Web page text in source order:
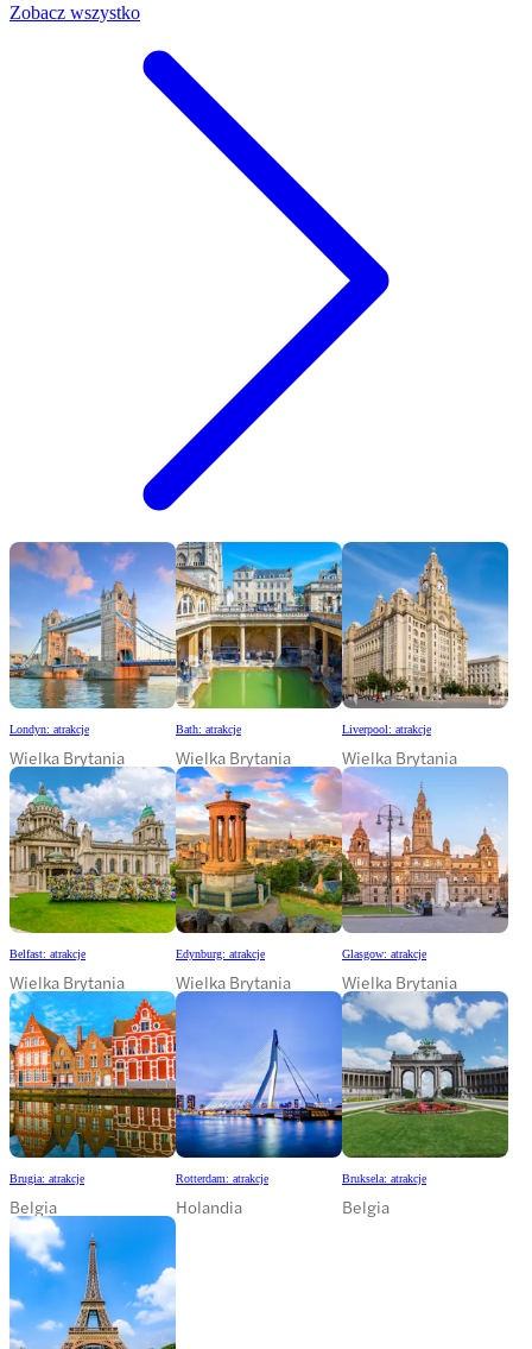
Zobacz wszystko
Londyn: atrakcje
Wielka Brytania
Bath: atrakcje
Wielka Brytania
Liverpool: atrakcje
Wielka Brytania
Belfast: atrakcje
Wielka Brytania
Edynburg: atrakcje
Wielka Brytania
Glasgow: atrakcje
Wielka Brytania
Brugia: atrakcje
Belgia
Rotterdam: atrakcje
Holandia
Bruksela: atrakcje
Belgia